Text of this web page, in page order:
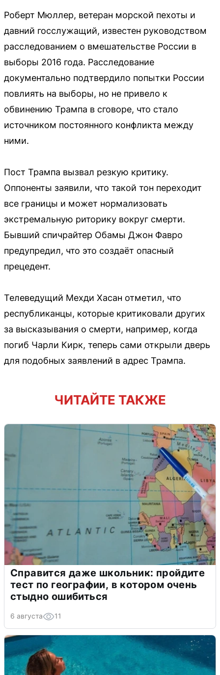
Роберт Мюллер, ветеран морской пехоты и
давний госслужащий, известен руководством
расследованием о вмешательстве России в
выборы 2016 года. Расследование
документально подтвердило попытки России
повлиять на выборы, но не привело к
обвинению Трампа в сговоре, что стало
источником постоянного конфликта между
ними.
Пост Трампа вызвал резкую критику.
Оппоненты заявили, что такой тон переходит
все границы и может нормализовать
экстремальную риторику вокруг смерти.
Бывший спичрайтер Обамы Джон Фавро
предупредил, что это создаёт опасный
прецедент.
Телеведущий Мехди Хасан отметил, что
республиканцы, которые критиковали других
за высказывания о смерти, например, когда
погиб Чарли Кирк, теперь сами открыли дверь
для подобных заявлений в адрес Трампа.
ЧИТАЙТЕ ТАКЖЕ
Справится даже школьник: пройдите
тест по географии, в котором очень
стыдно ошибиться
6 августа 11